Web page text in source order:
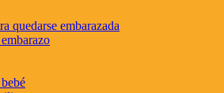
quedarse embarazada